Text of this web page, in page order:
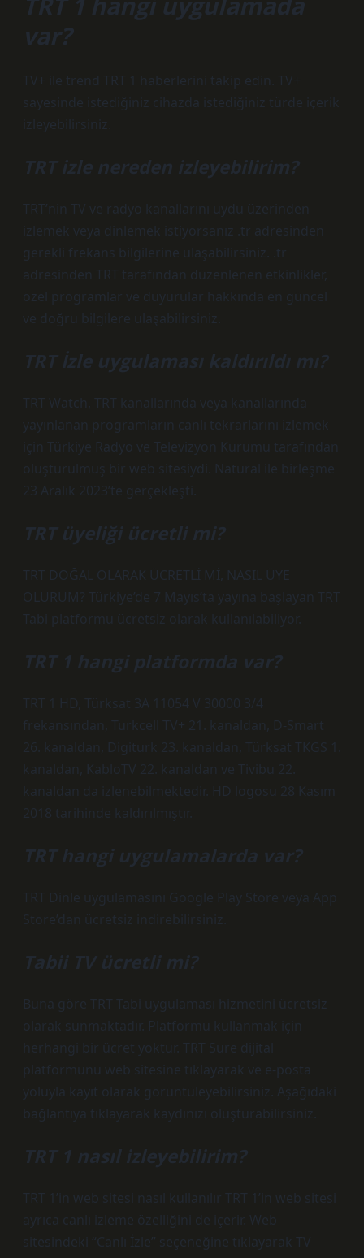
var?
TV+ ile trend TRT 1 haberlerini takip edin. TV+
sayesinde istediğiniz cihazda istediğiniz türde içerik
izleyebilirsiniz.
TRT izle nereden izleyebilirim?
TRT’nin TV ve radyo kanallarını uydu üzerinden
izlemek veya dinlemek istiyorsanız .tr adresinden
gerekli frekans bilgilerine ulaşabilirsiniz. .tr
adresinden TRT tarafından düzenlenen etkinlikler,
özel programlar ve duyurular hakkında en güncel
ve doğru bilgilere ulaşabilirsiniz.
TRT İzle uygulaması kaldırıldı mı?
TRT Watch, TRT kanallarında veya kanallarında
yayınlanan programların canlı tekrarlarını izlemek
için Türkiye Radyo ve Televizyon Kurumu tarafından
oluşturulmuş bir web sitesiydi. Natural ile birleşme
23 Aralık 2023’te gerçekleşti.
TRT üyeliği ücretli mi?
TRT DOĞAL OLARAK ÜCRETLİ Mİ, NASIL ÜYE
OLURUM? Türkiye’de 7 Mayıs’ta yayına başlayan TRT
Tabi platformu ücretsiz olarak kullanılabiliyor.
TRT 1 hangi platformda var?
TRT 1 HD, Türksat 3A 11054 V 30000 3/4
frekansından, Turkcell TV+ 21. kanaldan, D-Smart
26. kanaldan, Digiturk 23. kanaldan, Türksat TKGS 1.
kanaldan, KabloTV 22. kanaldan ve Tivibu 22.
kanaldan da izlenebilmektedir. HD logosu 28 Kasım
2018 tarihinde kaldırılmıştır.
TRT hangi uygulamalarda var?
TRT Dinle uygulamasını Google Play Store veya App
Store’dan ücretsiz indirebilirsiniz.
Tabii TV ücretli mi?
Buna göre TRT Tabi uygulaması hizmetini ücretsiz
olarak sunmaktadır. Platformu kullanmak için
herhangi bir ücret yoktur. TRT Sure dijital
platformunu web sitesine tıklayarak ve e-posta
yoluyla kayıt olarak görüntüleyebilirsiniz. Aşağıdaki
bağlantıya tıklayarak kaydınızı oluşturabilirsiniz.
TRT 1 nasıl izleyebilirim?
TRT 1’in web sitesi nasıl kullanılır TRT 1’in web sitesi
ayrıca canlı izleme özelliğini de içerir. Web
sitesindeki “Canlı İzle” seçeneğine tıklayarak TV